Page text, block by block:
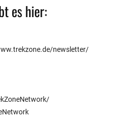
es hier:
newsletter/